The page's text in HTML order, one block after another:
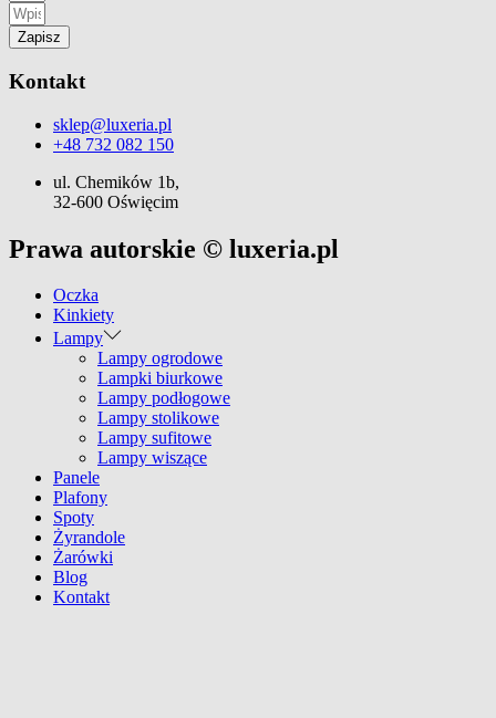
Zapisz
Kontakt
sklep@luxeria.pl
+48 732 082 150
ul. Chemików 1b,
32-600 Oświęcim
Prawa autorskie © luxeria.pl
Oczka
Kinkiety
Lampy
Lampy ogrodowe
Lampki biurkowe
Lampy podłogowe
Lampy stolikowe
Lampy sufitowe
Lampy wiszące
Panele
Plafony
Spoty
Żyrandole
Żarówki
Blog
Kontakt